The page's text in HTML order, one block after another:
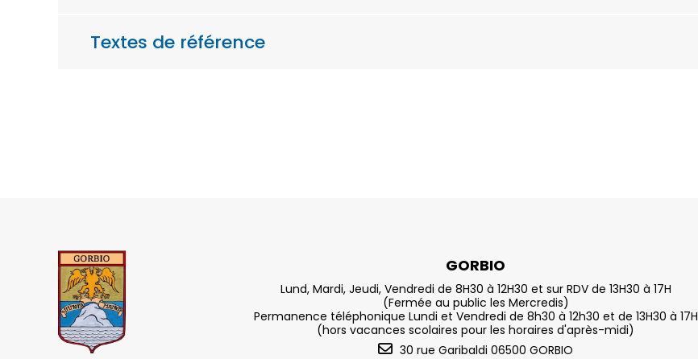
Textes de référence
GORBIO
Lund, Mardi, Jeudi, Vendredi de 8H30 à 12H30 et sur RDV de 13H30 à 17H
(Fermée au public les Mercredis)
Permanence téléphonique Lundi et Vendredi de 8h30 à 12h30 et de 13H30 à 17H
(hors vacances scolaires pour les horaires d'après-midi)
30 rue Garibaldi 06500 GORBIO